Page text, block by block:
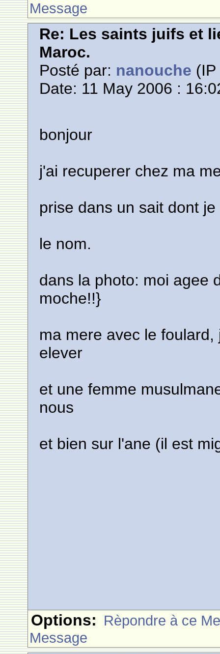
Message
Re: Les saints juifs et
Maroc.
Posté par: nanouche
Date: 11 May 2006 :
bonjour
j'ai recuperer chez ma
prise dans un sait dont
le nom.
dans la photo: moi agee
moche!!}
ma mere avec le
elever
et une femme
nous
et bien sur l'ane (il est
Options: Rèpondre à ce
Message